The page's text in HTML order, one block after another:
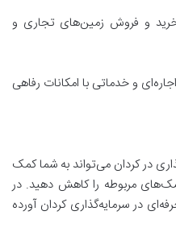
و فروش زمین‌های تجاری و
و خدماتی با امکانات رفاهی
در کردان می‌تواند به شما کمک
مربوطه را کاهش دهید. در
در سرمایه‌گذاری کردان آورده